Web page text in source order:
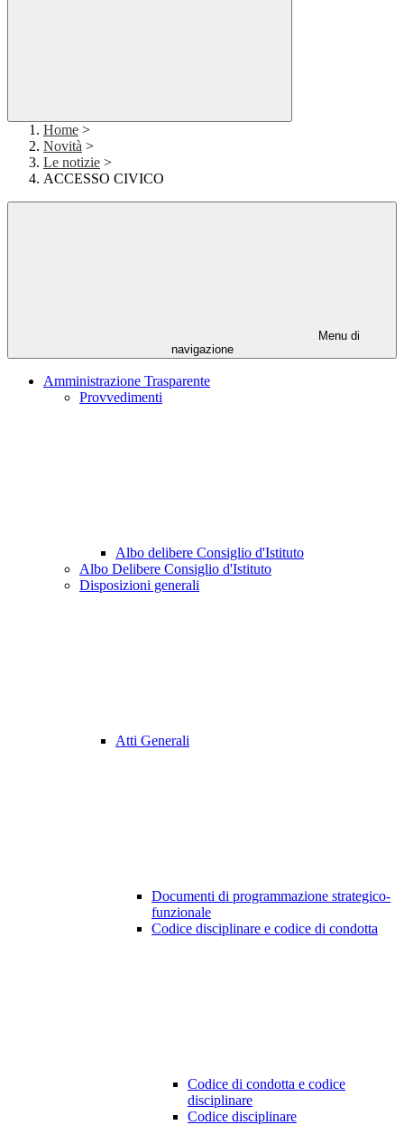
Home >
Novità >
Le notizie >
ACCESSO CIVICO
Menu di
navigazione
Amministrazione Trasparente
Provvedimenti
Albo delibere Consiglio d'Istituto
Albo Delibere Consiglio d'Istituto
Disposizioni generali
Atti Generali
Documenti di programmazione strategico-
funzionale
Codice disciplinare e codice di condotta
Codice di condotta e codice
disciplinare
Codice disciplinare